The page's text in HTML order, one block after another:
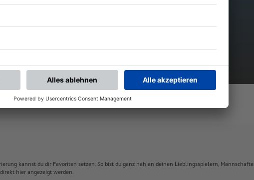
DEN BFV-WHATSAPP-KANAL!
kannst du dir Favoriten setzen. So bist du ganz nah an deinen Lieblingsspielern,
hier angezeigt werden.